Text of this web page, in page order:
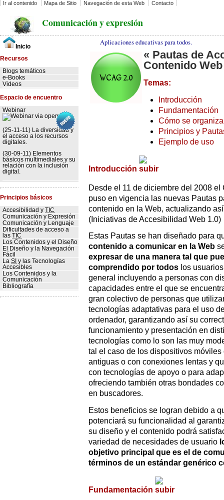
Ir al contenido Mapa de Sitio Navegación de esta Web Contacto
Comunicación y expresión
Aplicaciones educativas para todos.
Inicio
Recursos
Blogs temáticos
e-Books
Videos
Espacio de encuentro
Webinar
(25-11-11) La diversidad y
el acceso a los recursos
digitales.
(30-09-11) Elementos
básicos multimediales y su
relación con la inclusión
digital.
Principios básicos
Accesibilidad y TIC
Comunicación y Expresión
Comunicación y Lenguaje
Dificultades de acceso a
las TIC
Los Contenidos y el Diseño
El Diseño y la Navegación
Fácil
La SI y las Tecnologías
Accesibles
Los Contenidos y la
Comunicación
Bibliografía
« Pautas de
Contenido
Temas:
Introducción
Fundamentación
Cómo se
Principios y
Ejemplo de uso
Introducción
Desde el 11 de diciembre del 2008
puso en vigencia las nuevas Pautas
contenido en la Web, actualizando
(Iniciativas de Accesibilidad Web 1.0)
Estas Pautas se han diseñado para
contenido a comunicar en la Web
expresar de una manera tal que
comprendido por todos los
general incluyendo a personas con
capacidades entre el que se
gran colectivo de personas que
tecnologías adaptativas para el uso
ordenador, garantizando así su
funcionamiento y presentación en
tecnologías como lo son las muy
tal el caso de los dispositivos móviles
antiguas o con conexiones lentas y
con tecnologías de apoyo o para
ofreciendo también otras bondades
en buscadores.
Estos beneficios se logran debido a
potenciará su funcionalidad al
su diseño y el contenido podrá
variedad de necesidades de usuario
objetivo principal que es el de
términos de un estándar genérico
Fundamentación